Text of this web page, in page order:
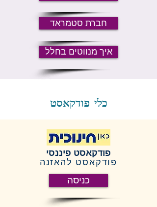
חברת סטמראד
איך מנווטים בחלל
כלי פודקאסט
פודקאסט פיננסי
פודקאסט להאזנה
כניסה